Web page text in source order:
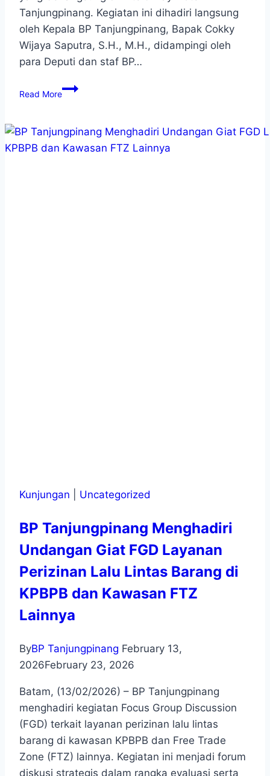
Tanjungpinang. Kegiatan ini dihadiri langsung
oleh Kepala BP Tanjungpinang, Bapak Cokky
Wijaya Saputra, S.H., M.H., didampingi oleh
para Deputi dan staf BP…
Read More
Kunjungan Uncategorized
BP Tanjungpinang Menghadiri
Undangan Giat FGD Layanan
Perizinan Lalu Lintas Barang di
KPBPB dan Kawasan FTZ
Lainnya
ByBP Tanjungpinang February 13,
2026February 23, 2026
Batam, (13/02/2026) – BP Tanjungpinang
menghadiri kegiatan Focus Group Discussion
(FGD) terkait layanan perizinan lalu lintas
barang di kawasan KPBPB dan Free Trade
Zone (FTZ) lainnya. Kegiatan ini menjadi forum
diskusi strategis dalam rangka evaluasi serta